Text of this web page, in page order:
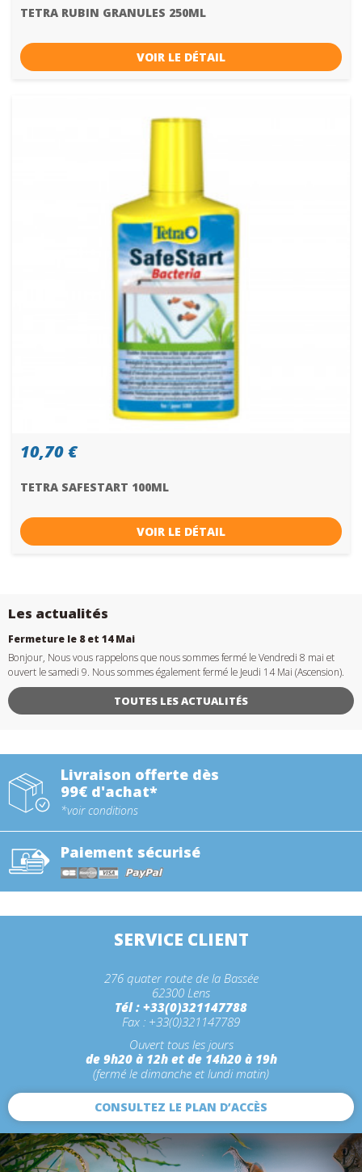
TETRA RUBIN GRANULES 250ML
VOIR LE DÉTAIL
10,70 €
TETRA SAFESTART 100ML
VOIR LE DÉTAIL
Les actualités
Fermeture le 8 et 14 Mai
Bonjour, Nous vous rappelons que nous sommes fermé le Vendredi 8 mai et
ouvert le samedi 9. Nous sommes également fermé le Jeudi 14 Mai (Ascension).
TOUTES LES ACTUALITÉS
Livraison offerte dès
99€ d'achat*
*voir conditions
Paiement sécurisé
SERVICE CLIENT
276 quater route de la Bassée
62300 Lens
Tél : +33(0)321147788
Fax : +33(0)321147789
Ouvert tous les jours
de 9h20 à 12h et de 14h20 à 19h
(fermé le dimanche et lundi matin)
CONSULTEZ LE PLAN D’ACCÈS